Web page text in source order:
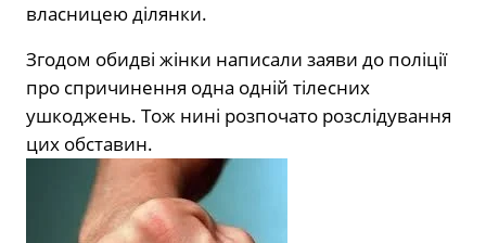
власницею ділянки.
Згодом обидві жінки написали заяви до поліції
про спричинення одна одній тілесних
ушкоджень. Тож нині розпочато розслідування
цих обставин.